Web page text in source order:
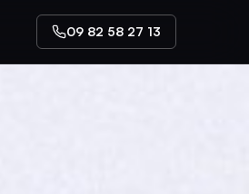
09 82 58 27 13